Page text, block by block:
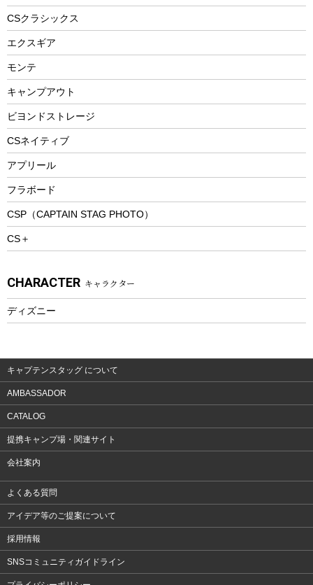
トレー
ランチョンマット
ランチボックス
ヘルメット
エアーポンプ
ビーチテント
ウィンター
スノーシュー
防寒ウェア
トレッキング
トレッキングアクセサリー
プレイグッズ
ウェルネス
ウェア、タオル
ウェア
CSクラシックス
エクスギア
モンテ
キャンプアウト
ビヨンドストレージ
CSネイティブ
アプリール
フラボード
CSP（CAPTAIN STAG PHOTO）
CS＋
CHARACTER キャラクター
ディズニー
キャプテンスタッグ について
AMBASSADOR
CATALOG
提携キャンプ場・関連サイト
会社案内
よくある質問
アイデア等のご提案について
採用情報
SNSコミュニティガイドライン